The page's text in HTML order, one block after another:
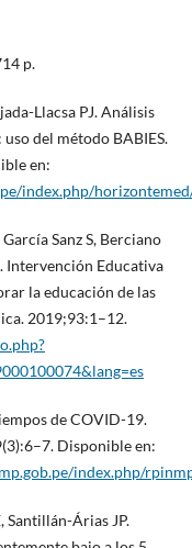
p.
Llacsa PJ. Análisis
del método BABIES.
en:
index.php/
Sanz S, Berciano
Intervención Educativa
la educación de las
2019;93:1–12.
de COVID-19.
Disponible en:
index.php/
Árias JP.